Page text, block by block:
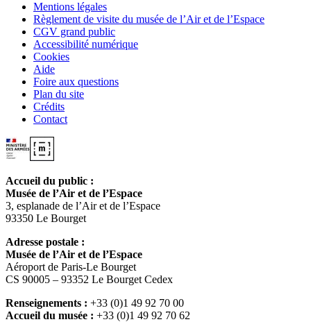
Mentions légales
Règlement de visite du musée de l’Air et de l’Espace
CGV grand public
Accessibilité numérique
Cookies
Aide
Foire aux questions
Plan du site
Crédits
Contact
Accueil du public :
Musée de l’Air et de l’Espace
3, esplanade de l’Air et de l’Espace
93350 Le Bourget
Adresse postale :
Musée de l’Air et de l’Espace
Aéroport de Paris-Le Bourget
CS 90005 – 93352 Le Bourget Cedex
Renseignements : +33 (0)1 49 92 70 00
Accueil du musée : +33 (0)1 49 92 70 62